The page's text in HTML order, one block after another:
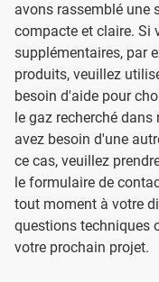
avons rassemblé une
compacte et claire. Si
supplémentaires, par
produits, veuillez
besoin d'aide pour
le gaz recherché
avez besoin d'une
ce cas, veuillez
le formulaire de
tout moment à votre
questions techniques
votre prochain projet.